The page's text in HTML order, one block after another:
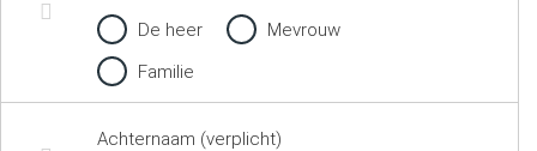
De heer
Mevrouw
Familie
Achternaam (verplicht)